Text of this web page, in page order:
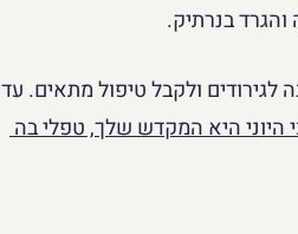
בנרתיק.
ולקבל טיפול מתאים. עד
היוני היא המקדש שלך, טפלי בה